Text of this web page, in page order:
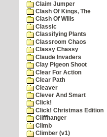
Claim Jumper
Clash Of Kings, The
Clash Of Wills
Classic
Classifying Plants
Classroom Chaos
Classy Chassy
Claude Invaders
Clay Pigeon Shoot
Clear For Action
Clear Path
Cleaver
Clever And Smart
Click!
Click! Christmas Edition
Cliffhanger
Climb
Climber (v1)